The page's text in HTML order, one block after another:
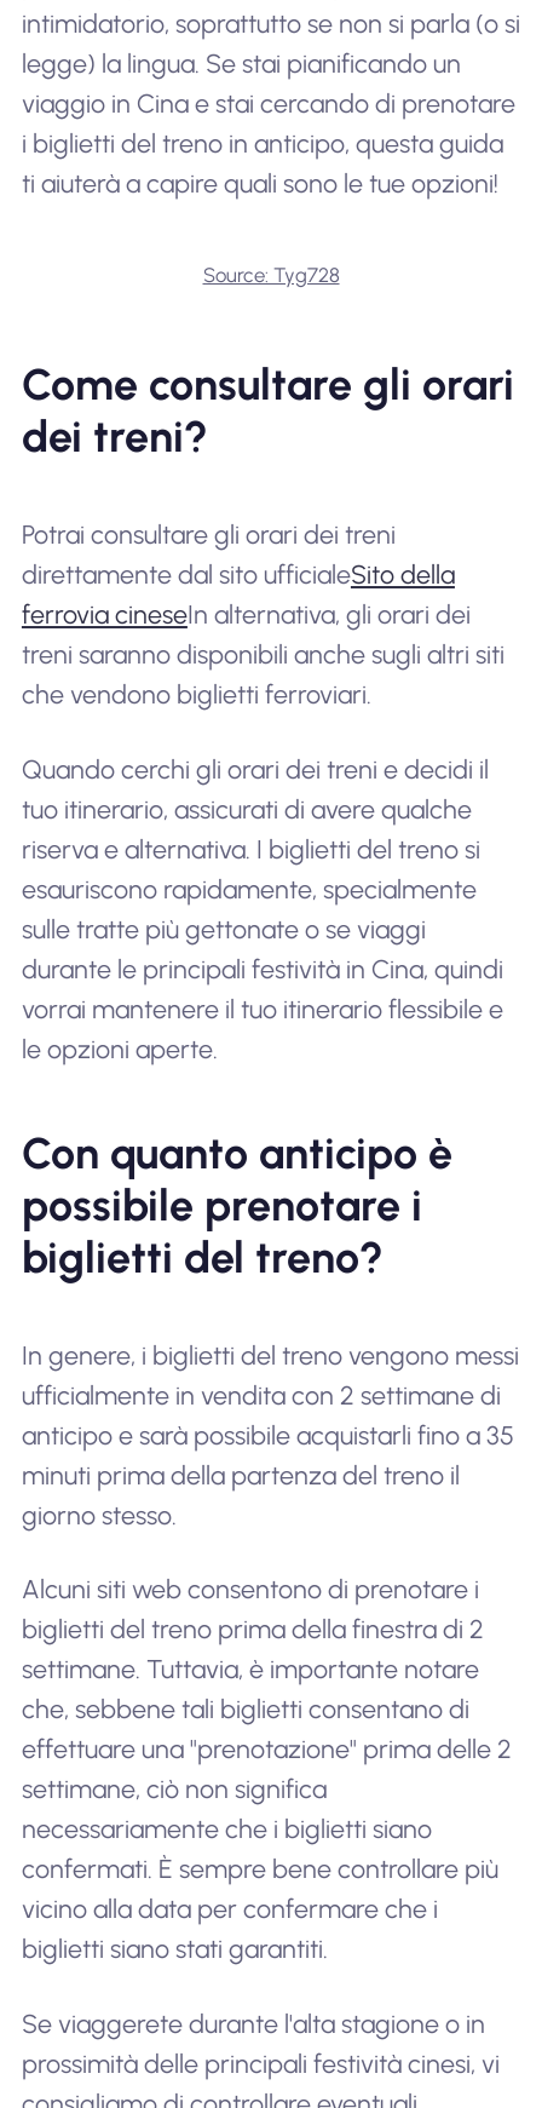
intimidatorio, soprattutto se non si parla (o si
legge) la lingua. Se stai pianificando un
viaggio in Cina e stai cercando di prenotare
i biglietti del treno in anticipo, questa guida
ti aiuterà a capire quali sono le tue opzioni!
Source: Tyg728
Come consultare gli orari
dei treni?
Potrai consultare gli orari dei treni
direttamente dal sito ufficialeSito della
ferrovia cineseIn alternativa, gli orari dei
treni saranno disponibili anche sugli altri siti
che vendono biglietti ferroviari.
Quando cerchi gli orari dei treni e decidi il
tuo itinerario, assicurati di avere qualche
riserva e alternativa. I biglietti del treno si
esauriscono rapidamente, specialmente
sulle tratte più gettonate o se viaggi
durante le principali festività in Cina, quindi
vorrai mantenere il tuo itinerario flessibile e
le opzioni aperte.
Con quanto anticipo è
possibile prenotare i
biglietti del treno?
In genere, i biglietti del treno vengono messi
ufficialmente in vendita con 2 settimane di
anticipo e sarà possibile acquistarli fino a 35
minuti prima della partenza del treno il
giorno stesso.
Alcuni siti web consentono di prenotare i
biglietti del treno prima della finestra di 2
settimane. Tuttavia, è importante notare
che, sebbene tali biglietti consentano di
effettuare una "prenotazione" prima delle 2
settimane, ciò non significa
necessariamente che i biglietti siano
confermati. È sempre bene controllare più
vicino alla data per confermare che i
biglietti siano stati garantiti.
Se viaggerete durante l'alta stagione o in
prossimità delle principali festività cinesi, vi